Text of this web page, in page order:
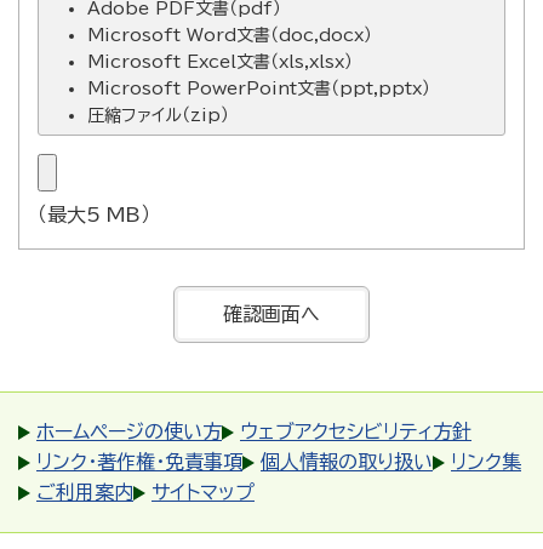
Adobe PDF文書（pdf）
Microsoft Word文書（doc,docx）
Microsoft Excel文書（xls,xlsx）
Microsoft PowerPoint文書（ppt,pptx）
圧縮ファイル（zip）
（最大5 MB）
ホームページの使い方
ウェブアクセシビリティ方針
リンク・著作権・免責事項
個人情報の取り扱い
リンク集
ご利用案内
サイトマップ